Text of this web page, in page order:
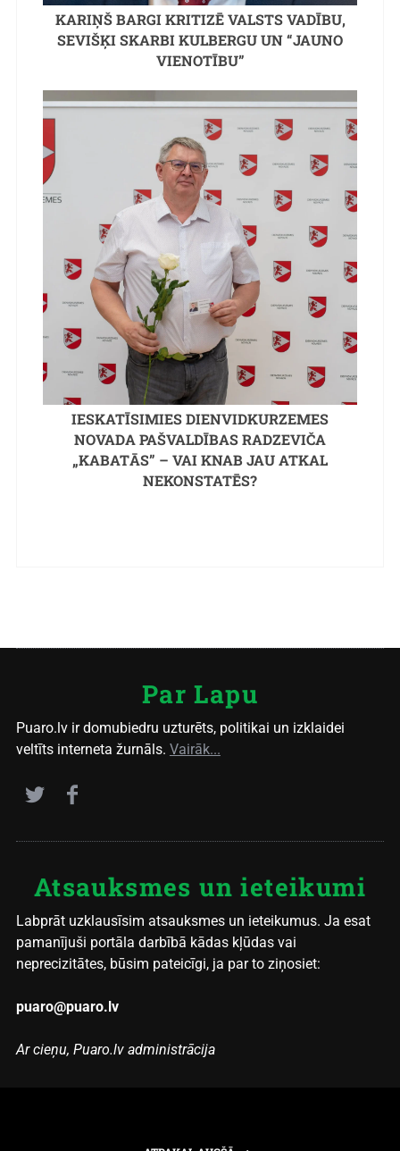
KARIŅŠ BARGI KRITIZĒ VALSTS VADĪBU,
SEVIŠĶI SKARBI KULBERGU UN “JAUNO
VIENOTĪBU”
IESKATĪSIMIES DIENVIDKURZEMES
NOVADA PAŠVALDĪBAS RADZEVIČA
„KABATĀS” – VAI KNAB JAU ATKAL
NEKONSTATĒS?
Par Lapu
Puaro.lv ir domubiedru uzturēts, politikai un izklaidei
veltīts interneta žurnāls. Vairāk...
Atsauksmes un ieteikumi
Labprāt uzklausīsim atsauksmes un ieteikumus. Ja esat
pamanījuši portāla darbībā kādas kļūdas vai
neprecizitātes, būsim pateicīgi, ja par to ziņosiet:
puaro@puaro.lv
Ar cieņu, Puaro.lv administrācija